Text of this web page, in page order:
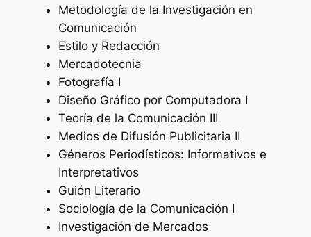
Metodología de la Investigación en
Comunicación
Estilo y Redacción
Mercadotecnia
Fotografía I
Diseño Gráfico por Computadora I
Teoría de la Comunicación III
Medios de Difusión Publicitaria II
Géneros Periodísticos: Informativos e
Interpretativos
Guión Literario
Sociología de la Comunicación I
Investigación de Mercados